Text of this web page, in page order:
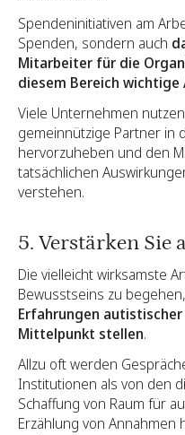
Spendeninitiativen am
Spenden, sondern auch
Mitarbeiter für die
diesem Bereich
Viele Unternehmen
gemeinnützige Partner in
hervorzuheben und den
tatsächlichen
verstehen.
5. Verstärken Sie
Die vielleicht wirksamste
Bewusstseins zu
Erfahrungen
Mittelpunkt stellen.
Allzu oft werden
Institutionen als von den
Schaffung von Raum für
Erzählung von